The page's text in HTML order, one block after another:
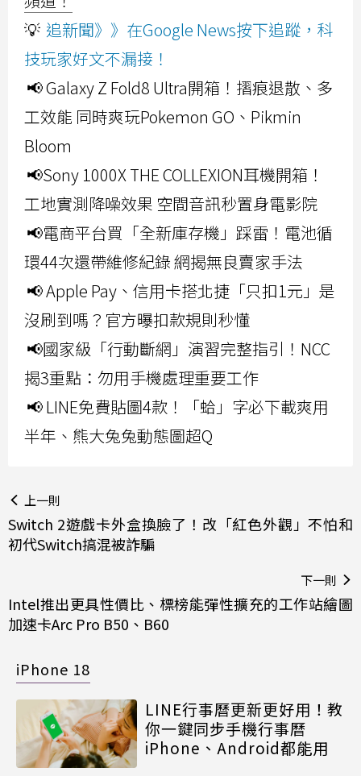
💡 追新聞》》在Google News按下追蹤，科
技玩家好文不漏接！
📢 Galaxy Z Fold8 Ultra開箱！摺痕退散、多
工效能 同時爽玩Pokemon GO、Pikmin
Bloom
📢Sony 1000X THE COLLEXION耳機開箱！
工地實測降噪效果 空間音訊秒置身電影院
📢電商平台買「全新庫存機」踩雷！電池循
環44次還帶維修紀錄 網揭無良賣家手法
📢 Apple Pay、信用卡搭北捷「只扣1元」是
沒刷到嗎？官方曝扣款規則秒懂
📢國家級「行動斷網」演習完整指引！NCC
揭3重點：勿用手機處理重要工作
📢 LINE免費貼圖4款！「蛤」字必下載爽用
半年、熊大兔兔動態圖超Q
上一則
Switch 2遊戲卡外盒換臉了！改「紅色外觀」不怕和
初代Switch搞混被詐騙
下一則
Intel推出更具性價比、標榜能彈性擴充的工作站繪圖
加速卡Arc Pro B50、B60
iPhone 18
LINE行事曆更新更好用！教
你一鍵同步手機行事曆
iPhone、Android都能用